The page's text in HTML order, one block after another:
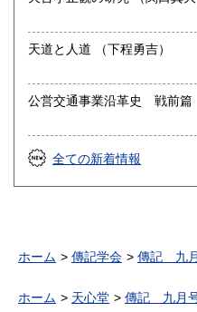
天道と人道 （下程勇吉）
全ての新着情報
ホーム 傳記学会 傳記 九
ホーム 天心堂 傳記 九月